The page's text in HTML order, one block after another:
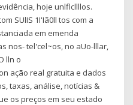
hoje unlflcllllos.
SUlIS 1I'Iã0ll tos com a
em emenda
nos- tel'cel~os, no aUo-lllar,
lln o
ação real gratuita e dados
taxas, análise, notícias &
os preços em seu estado